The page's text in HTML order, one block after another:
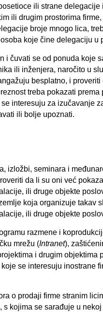
ili strane
ili drugim prostorima
broje mnogo lica,
koje čine delegaciju u
i čuvati se od ponuda koje
ili inženjera, naročito u
besplatno, i
treba pokazati
interesuju za izučavanje
ili bolje upoznati.
izložbi, seminara i
da li su oni već
ili druge objekte
koja organizuje takav
ili druge objekte
razmene i
mrežu (Intranet),
i drugim objektima
se interesuju inostrane
o prodaji firme stranim
s kojima se sarađuje u